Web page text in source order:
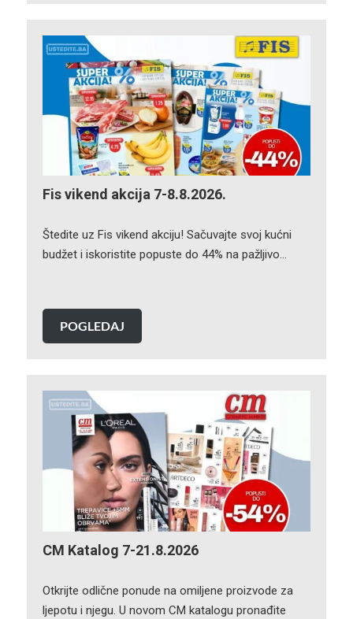
Fis vikend akcija 7-8.8.2026.
Štedite uz Fis vikend akciju! Sačuvajte svoj kućni
budžet i iskoristite popuste do 44% na pažljivo…
POGLEDAJ
CM Katalog 7-21.8.2026
Otkrijte odlične ponude na omiljene proizvode za
ljepotu i njegu. U novom CM katalogu pronađite